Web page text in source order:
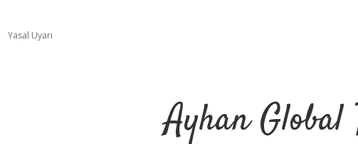
Yasal Uyarı
Ayhan